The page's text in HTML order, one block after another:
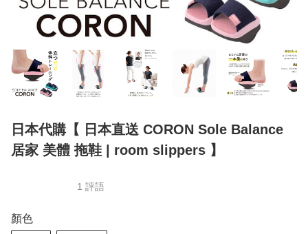
日本代購【 日本直送 CORON Sole Balance
居家 美體 拖鞋 | room slippers 】
1 評語
顏色